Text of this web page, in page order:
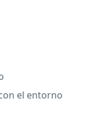
el entorno